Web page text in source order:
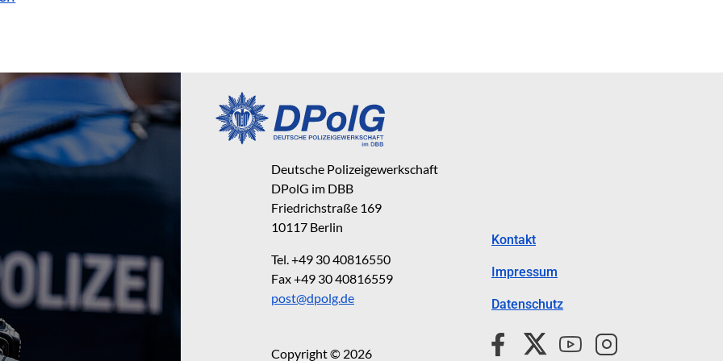
Deutsche Polizeigewerkschaft
DPolG im DBB
Friedrichstraße 169
10117 Berlin
Tel. +49 30 40816550
Fax +49 30 40816559
post@dpolg.de
Kontakt
Impressum
Datenschutz
Copyright © 2026